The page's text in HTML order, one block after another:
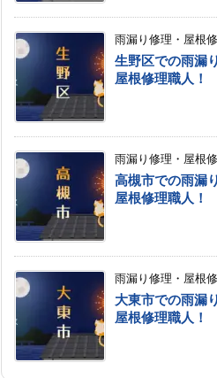
雨漏り修理・屋根
生野区での雨漏
屋根修理職人！
雨漏り修理・屋根
高槻市での雨漏
屋根修理職人！
雨漏り修理・屋根
大東市での雨漏
屋根修理職人！